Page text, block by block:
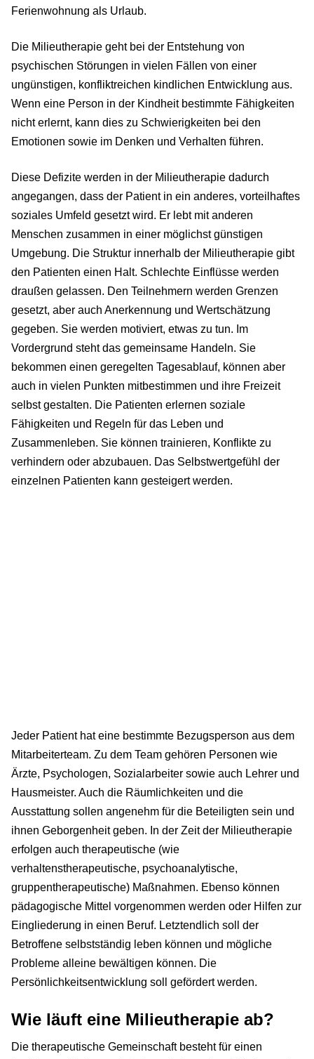
Ferienwohnung als Urlaub.
Die Milieutherapie geht bei der Entstehung von
psychischen Störungen in vielen Fällen von einer
ungünstigen, konfliktreichen kindlichen Entwicklung aus.
Wenn eine Person in der Kindheit bestimmte Fähigkeiten
nicht erlernt, kann dies zu Schwierigkeiten bei den
Emotionen sowie im Denken und Verhalten führen.
Diese Defizite werden in der Milieutherapie dadurch
angegangen, dass der Patient in ein anderes, vorteilhaftes
soziales Umfeld gesetzt wird. Er lebt mit anderen
Menschen zusammen in einer möglichst günstigen
Umgebung. Die Struktur innerhalb der Milieutherapie gibt
den Patienten einen Halt. Schlechte Einflüsse werden
draußen gelassen. Den Teilnehmern werden Grenzen
gesetzt, aber auch Anerkennung und Wertschätzung
gegeben. Sie werden motiviert, etwas zu tun. Im
Vordergrund steht das gemeinsame Handeln. Sie
bekommen einen geregelten Tagesablauf, können aber
auch in vielen Punkten mitbestimmen und ihre Freizeit
selbst gestalten. Die Patienten erlernen soziale
Fähigkeiten und Regeln für das Leben und
Zusammenleben. Sie können trainieren, Konflikte zu
verhindern oder abzubauen. Das Selbstwertgefühl der
einzelnen Patienten kann gesteigert werden.
Jeder Patient hat eine bestimmte Bezugsperson aus dem
Mitarbeiterteam. Zu dem Team gehören Personen wie
Ärzte, Psychologen, Sozialarbeiter sowie auch Lehrer und
Hausmeister. Auch die Räumlichkeiten und die
Ausstattung sollen angenehm für die Beteiligten sein und
ihnen Geborgenheit geben. In der Zeit der Milieutherapie
erfolgen auch therapeutische (wie
verhaltenstherapeutische, psychoanalytische,
gruppentherapeutische) Maßnahmen. Ebenso können
pädagogische Mittel vorgenommen werden oder Hilfen zur
Eingliederung in einen Beruf. Letztendlich soll der
Betroffene selbstständig leben können und mögliche
Probleme alleine bewältigen können. Die
Persönlichkeitsentwicklung soll gefördert werden.
Wie läuft eine Milieutherapie ab?
Die therapeutische Gemeinschaft besteht für einen